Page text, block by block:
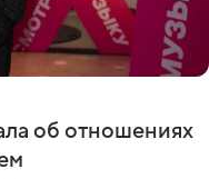
об отношениях